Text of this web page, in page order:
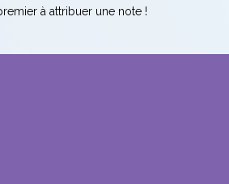
à attribuer une note !